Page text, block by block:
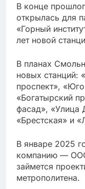
В конце
открылась для
«Горный
лет новой
В планах
новых станций:
проспект»,
«Богатырский
фасад», «Улица
«Брестская» и
В январе 2025
компанию —
займется
метрополитена.